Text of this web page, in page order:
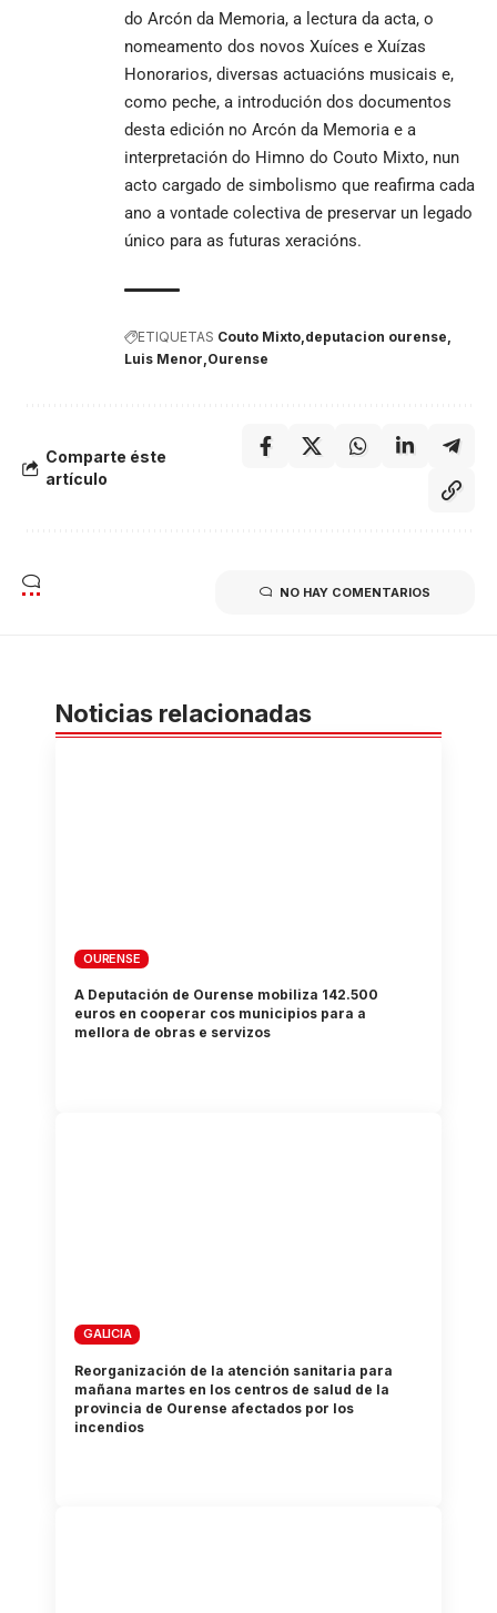
do Arcón da Memoria, a lectura da acta, o
nomeamento dos novos Xuíces e Xuízas
Honorarios, diversas actuacións musicais e,
como peche, a introdución dos documentos
desta edición no Arcón da Memoria e a
interpretación do Himno do Couto Mixto, nun
acto cargado de simbolismo que reafirma cada
ano a vontade colectiva de preservar un legado
único para as futuras xeracións.
ETIQUETAS Couto Mixto deputacion ourense
Luis Menor Ourense
Comparte éste
artículo
NO HAY COMENTARIOS
Noticias relacionadas
OURENSE
A Deputación de Ourense mobiliza 142.500
euros en cooperar cos municipios para a
mellora de obras e servizos
GALICIA
Reorganización de la atención sanitaria para
mañana martes en los centros de salud de la
provincia de Ourense afectados por los
incendios